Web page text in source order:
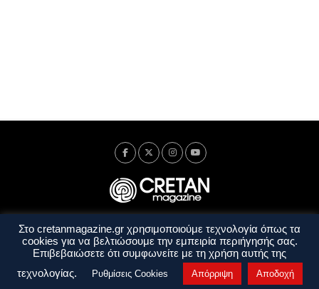
Ταυτότητα Πολιτική Απορρήτου
Όροι Χρήσης
Όροι και Προϋποθέσεις
Στο cretanmagazine.gr χρησιμοποιούμε τεχνολογία όπως τα
cookies για να βελτιώσουμε την εμπειρία περιήγησής σας.
Επιβεβαιώσετε ότι συμφωνείτε με τη χρήση αυτής της
τεχνολογίας.
Ρυθμίσεις Cookies Απόρριψη Αποδοχή